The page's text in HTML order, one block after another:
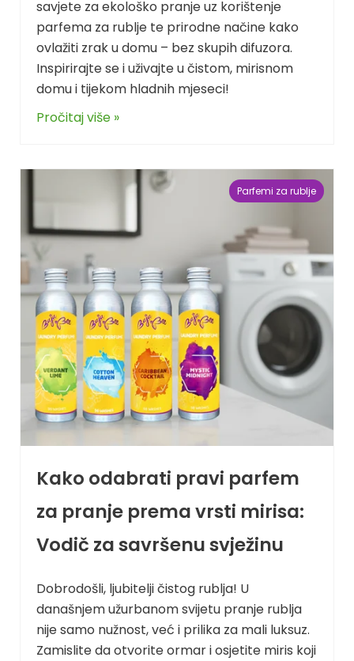
savjete za ekološko pranje uz korištenje
parfema za rublje te prirodne načine kako
ovlažiti zrak u domu – bez skupih difuzora.
Inspirirajte se i uživajte u čistom, mirisnom
domu i tijekom hladnih mjeseci!
Pročitaj više »
Parfemi za rublje
Kako odabrati pravi parfem
za pranje prema vrsti mirisa:
Vodič za savršenu svježinu
Dobrodošli, ljubitelji čistog rublja! U
današnjem užurbanom svijetu pranje rublja
nije samo nužnost, već i prilika za mali luksuz.
Zamislite da otvorite ormar i osjetite miris koji